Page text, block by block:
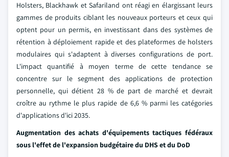
Holsters, Blackhawk et Safariland ont réagi en élargissant leurs
gammes de produits ciblant les nouveaux porteurs et ceux qui
optent pour un permis, en investissant dans des systèmes de
rétention à déploiement rapide et des plateformes de holsters
modulaires qui s'adaptent à diverses configurations de port.
L'impact quantifié à moyen terme de cette tendance se
concentre sur le segment des applications de protection
personnelle, qui détient 28 % de part de marché et devrait
croître au rythme le plus rapide de 6,6 % parmi les catégories
d'applications d'ici 2035.
Augmentation des achats d'équipements tactiques fédéraux
sous l'effet de l'expansion budgétaire du DHS et du DoD